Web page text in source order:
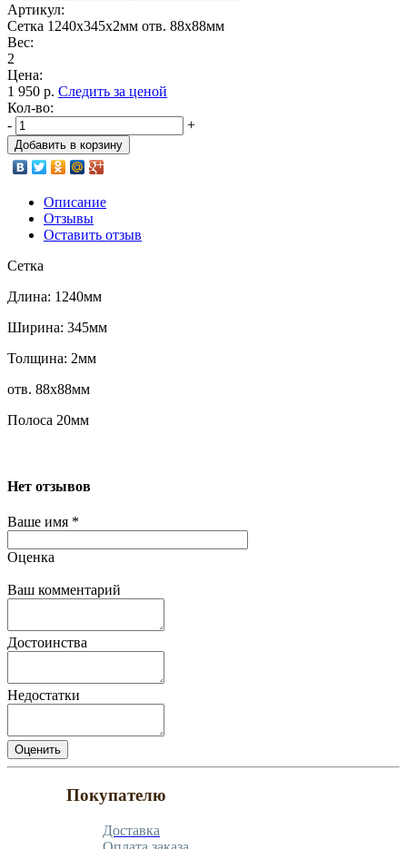
Артикул:
Сетка 1240х345х2мм отв. 88х88мм
Вес:
2
Цена:
1 950 р. Следить за ценой
Кол-во:
-
+
Добавить в корзину
Описание
Отзывы
Оставить отзыв
Сетка
Длина: 1240мм
Ширина: 345мм
Толщина: 2мм
отв. 88х88мм
Полоса 20мм
Нет отзывов
Ваше имя *
Оценка
Ваш комментарий
Достоинства
Недостатки
Покупателю
Доставка